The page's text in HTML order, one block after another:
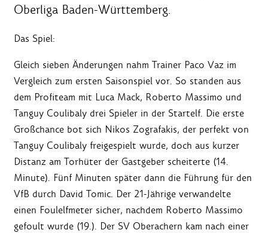
Oberliga Baden-Württemberg.
Das Spiel:
Gleich sieben Änderungen nahm Trainer Paco Vaz im
Vergleich zum ersten Saisonspiel vor. So standen aus
dem Profiteam mit Luca Mack, Roberto Massimo und
Tanguy Coulibaly drei Spieler in der Startelf. Die erste
Großchance bot sich Nikos Zografakis, der perfekt von
Tanguy Coulibaly freigespielt wurde, doch aus kurzer
Distanz am Torhüter der Gastgeber scheiterte (14.
Minute). Fünf Minuten später dann die Führung für den
VfB durch David Tomic. Der 21-Jährige verwandelte
einen Foulelfmeter sicher, nachdem Roberto Massimo
gefoult wurde (19.). Der SV Oberachern kam nach einer